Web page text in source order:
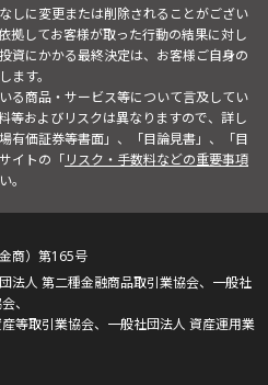
しに変更または削除されることがござい
拠してお客様が取った行動の結果に対し
資にかかる最終決定は、お客様ご自身の
ます。
る商品・サービス等について言及してい
等およびリスクは異なりますので、詳し
有価証券等書面」、「目論見書」、「目
イトの「リスク・手数料などの重要事項
。
商）第165号
法人 第二種金融商品取引業協会、一般社
、
等取引業協会、一般社団法人 資産運用業